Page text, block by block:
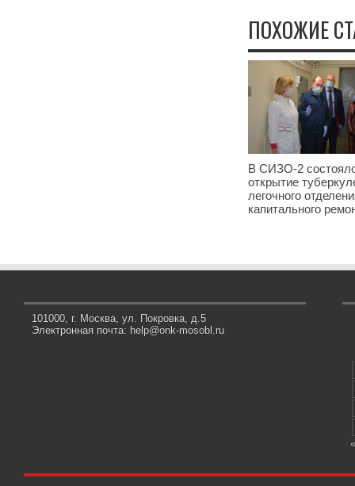
ПОХОЖИЕ
В СИЗО-2
открытие
легочного
капитального
101000, г. Москва, ул. Покровка, д.5
Электронная почта: help@onk-mosobl.ru